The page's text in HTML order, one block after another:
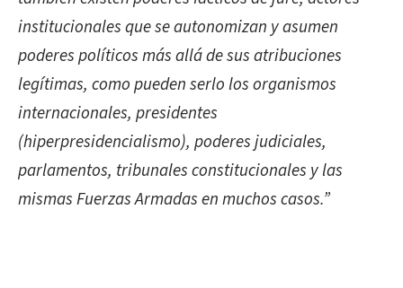
institucionales que se autonomizan y asumen
poderes políticos más allá de sus atribuciones
legítimas, como pueden serlo los organismos
internacionales, presidentes
(hiperpresidencialismo), poderes judiciales,
parlamentos, tribunales constitucionales y las
mismas Fuerzas Armadas en muchos casos.”